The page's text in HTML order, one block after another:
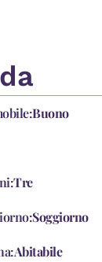
Buono
Tre
Soggiorno
Abitabile